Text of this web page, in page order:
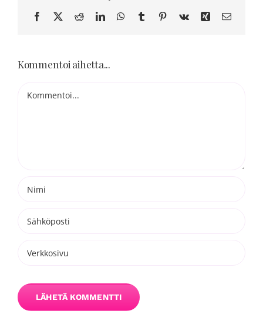
Facebook
X RedditLinkedInWhatsApp
TumblrPinterest
Vk Xing
Kommentoi aihetta...